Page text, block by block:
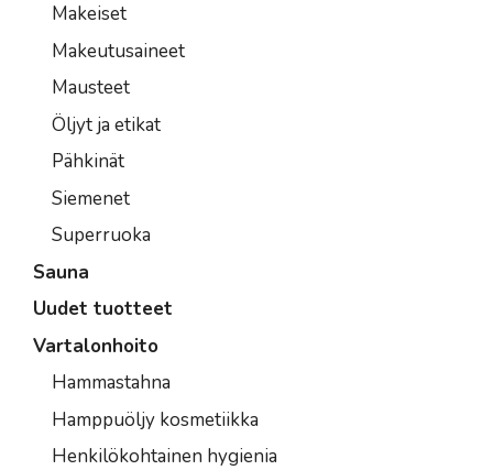
Makeiset
Makeutusaineet
Mausteet
Öljyt ja etikat
Pähkinät
Siemenet
Superruoka
Sauna
Uudet tuotteet
Vartalonhoito
Hammastahna
Hamppuöljy kosmetiikka
Henkilökohtainen hygienia